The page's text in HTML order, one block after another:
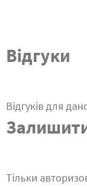
Відгуки
Відгуків для
Тільки